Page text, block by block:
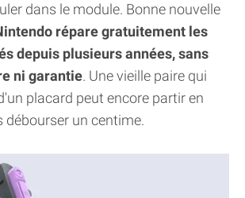
dans le module. Bonne nouvelle
répare gratuitement les
depuis plusieurs années, sans
ni garantie. Une vieille paire qui
placard peut encore partir en
débourser un centime.